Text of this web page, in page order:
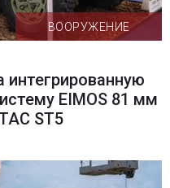
ВООРУЖЕНИЕ
интегрированную
EIMOS 81 мм
ST5